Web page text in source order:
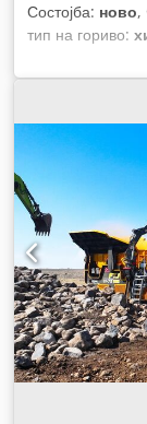
Состојба: ново,
тип на гориво: